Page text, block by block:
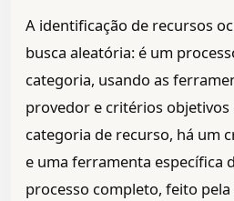
A identificação de recursos
busca aleatória: é um
categoria, usando as
provedor e critérios objetivos
categoria de recurso, há um
e uma ferramenta específica
processo completo, feito